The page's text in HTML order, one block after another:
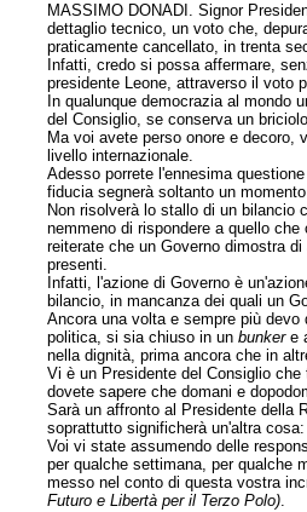
MASSIMO DONADI. Signor
dettaglio tecnico, un voto che,
praticamente cancellato, in trenta
Infatti, credo si possa affermare,
presidente Leone, attraverso il voto
In qualunque democrazia al mondo
del Consiglio, se conserva un
Ma voi avete perso onore e
livello internazionale.
Adesso porrete l'ennesima
fiducia segnerà soltanto un
Non risolverà lo stallo di un bilancio
nemmeno di rispondere a quello
reiterate che un Governo dimostra
presenti.
Infatti, l'azione di Governo è
bilancio, in mancanza dei quali un
Ancora una volta e sempre più
politica, si sia chiuso in unbunkere
nella dignità, prima ancora che in
Vi è un Presidente del Consiglio
dovete sapere che domani e
Sarà un affronto al Presidente della
soprattutto significherà un'altra
Voi vi state assumendo delle
per qualche settimana, per qualche
messo nel conto di questa vostra
Futuro e Libertà per il Terzo Polo).